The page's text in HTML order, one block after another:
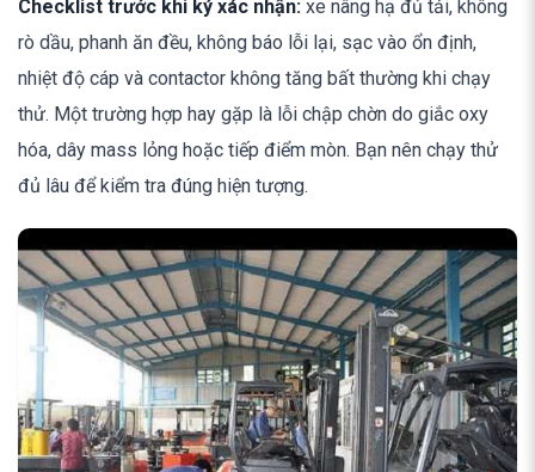
Checklist trước khi ký xác nhận: xe nâng hạ đủ tải, không
rò dầu, phanh ăn đều, không báo lỗi lại, sạc vào ổn định,
nhiệt độ cáp và contactor không tăng bất thường khi chạy
thử. Một trường hợp hay gặp là lỗi chập chờn do giắc oxy
hóa, dây mass lỏng hoặc tiếp điểm mòn. Bạn nên chạy thử
đủ lâu để kiểm tra đúng hiện tượng.